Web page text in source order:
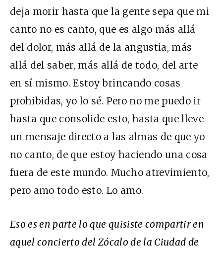
deja morir hasta que la gente sepa que mi
canto no es canto, que es algo más allá
del dolor, más allá de la angustia, más
allá del saber, más allá de todo, del arte
en sí mismo. Estoy brincando cosas
prohibidas, yo lo sé. Pero no me puedo ir
hasta que consolide esto, hasta que lleve
un mensaje directo a las almas de que yo
no canto, de que estoy haciendo una cosa
fuera de este mundo. Mucho atrevimiento,
pero amo todo esto. Lo amo.
Eso es en parte lo que quisiste compartir en
aquel concierto del Zócalo de la Ciudad de